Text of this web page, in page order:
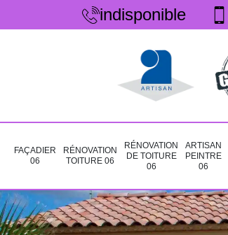
indisponible
FAÇADIER
06
RÉNOVATION
TOITURE 06
RÉNOVATION
DE TOITURE
06
ARTISAN
PEINTRE
06